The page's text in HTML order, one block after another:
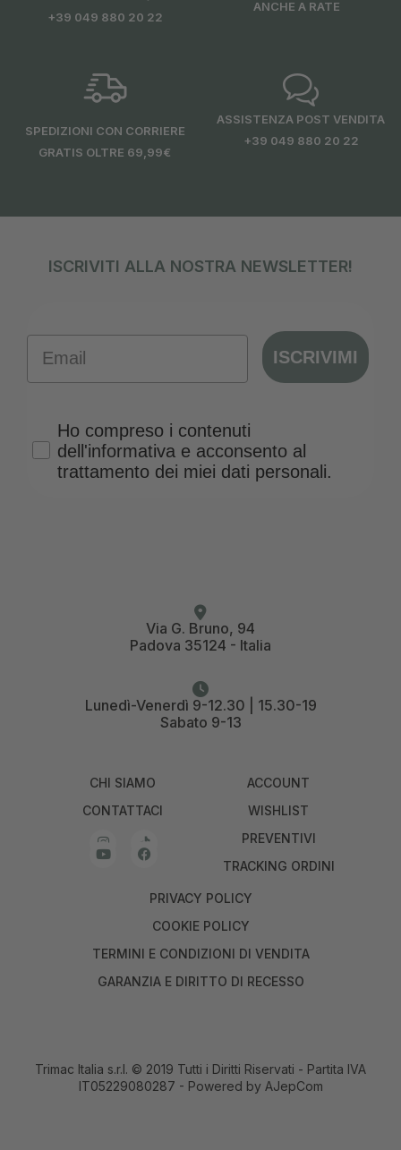
+39 049 880 20 22
ANCHE A RATE
SPEDIZIONI CON CORRIERE
GRATIS OLTRE 69,99€
ASSISTENZA POST VENDITA
+39 049 880 20 22
ISCRIVITI ALLA NOSTRA NEWSLETTER!
ISCRIVIMI
Privacy Policy
Ho compreso i contenuti
dell'informativa e acconsento al
trattamento dei miei dati personali.
Via G. Bruno, 94
Padova 35124 - Italia
Lunedì-Venerdì 9-12.30 | 15.30-19
Sabato 9-13
CHI SIAMO
CONTATTACI
ACCOUNT
WISHLIST
PREVENTIVI
TRACKING ORDINI
PRIVACY POLICY
COOKIE POLICY
TERMINI E CONDIZIONI DI VENDITA
GARANZIA E DIRITTO DI RECESSO
Trimac Italia s.r.l. © 2019 Tutti i Diritti Riservati - Partita IVA
IT05229080287 - Powered by AJepCom